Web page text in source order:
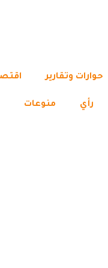
حوارات وتقارير
رأي منوعات